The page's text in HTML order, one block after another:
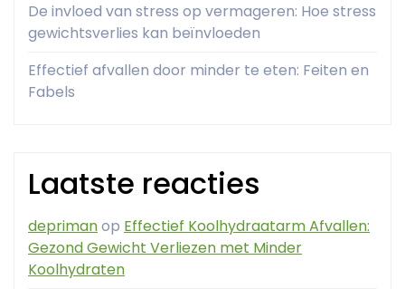
De invloed van stress op vermageren: Hoe stress
gewichtsverlies kan beïnvloeden
Effectief afvallen door minder te eten: Feiten en
Fabels
Laatste reacties
deprimanop Effectief Koolhydraatarm Afvallen:
Gezond Gewicht Verliezen met Minder
Koolhydraten